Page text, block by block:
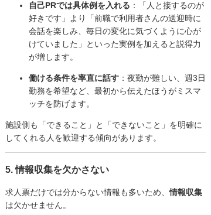
自己PRでは具体例を入れる ：「人と接するのが
好きです」より「前職で利用者さんの送迎時に
会話を楽しみ、毎日の変化に気づくように心が
けていました」といった実例を加えると説得力
が増します。
働ける条件を率直に話す ：夜勤が難しい、週3日
勤務を希望など、最初から伝えたほうがミスマ
ッチを防げます。
施設側も「できること」と「できないこと」を明確に
してくれる人を歓迎する傾向があります。
5. 情報収集を欠かさない
求人票だけでは分からない情報も多いため、情報収集
は欠かせません。